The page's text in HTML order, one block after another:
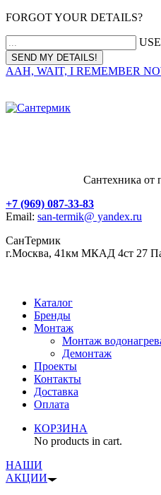
FORGOT YOUR DETAILS?
AAH, WAIT, I REMEMBER
Сантехника от
+7 (969) 087-33-83
Email: san-termik@ yandex.ru
СанТермик
г.Москва, 41км МКАД 4ст 27
Каталог
Бренды
Монтаж
Монтаж
Демонтаж
Проекты
Контакты
Доставка
Оплата
КОРЗИНА
No products in cart.
НАШИ
АКЦИИ